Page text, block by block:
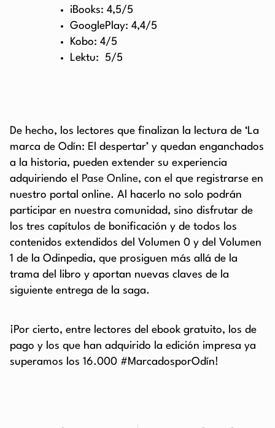
iBooks: 4,5/5
GooglePlay: 4,4/5
Kobo: 4/5
Lektu: 5/5
De hecho, los lectores que finalizan la lectura de ‘La
marca de Odín: El despertar’ y quedan enganchados
a la historia, pueden extender su experiencia
adquiriendo el
Pase Online, con el que registrarse en
nuestro portal online. Al hacerlo no solo podrán
participar en nuestra comunidad, sino disfrutar de
los tres capítulos de bonificación y de todos los
contenidos extendidos del Volumen 0 y del Volumen
1 de la Odinpedia, que prosiguen más allá de la
trama del libro y aportan nuevas claves de la
siguiente entrega de la saga.
¡Por cierto, entre lectores del ebook gratuito, los de
pago y los que han adquirido la edición impresa ya
superamos los 16.000 #MarcadosporOdín!